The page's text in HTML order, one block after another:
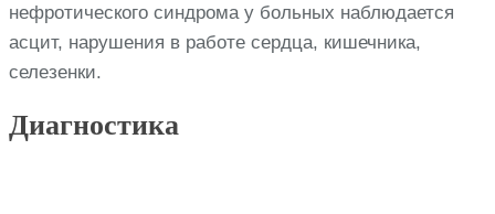
нефротического синдрома у больных наблюдается
асцит, нарушения в работе сердца, кишечника,
селезенки.
Диагностика